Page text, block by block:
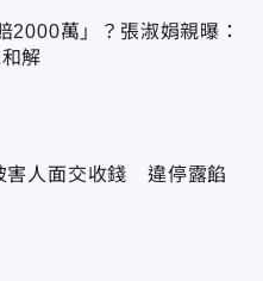
2000萬」？張淑娟親曝：
解
害人面交收錢 違停露餡